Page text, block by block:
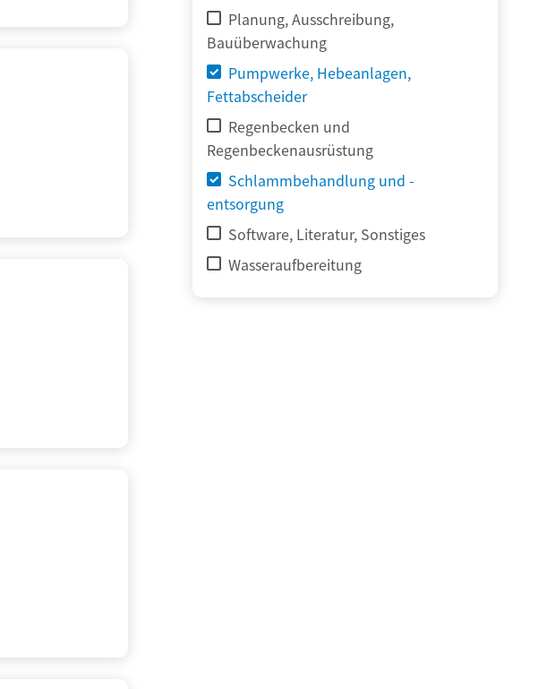
Planung, Ausschreibung,
Bauüberwachung
Pumpwerke, Hebeanlagen,
Fettabscheider
Regenbecken und
Regenbeckenausrüstung
Schlammbehandlung und -
entsorgung
Software, Literatur, Sonstiges
Wasseraufbereitung